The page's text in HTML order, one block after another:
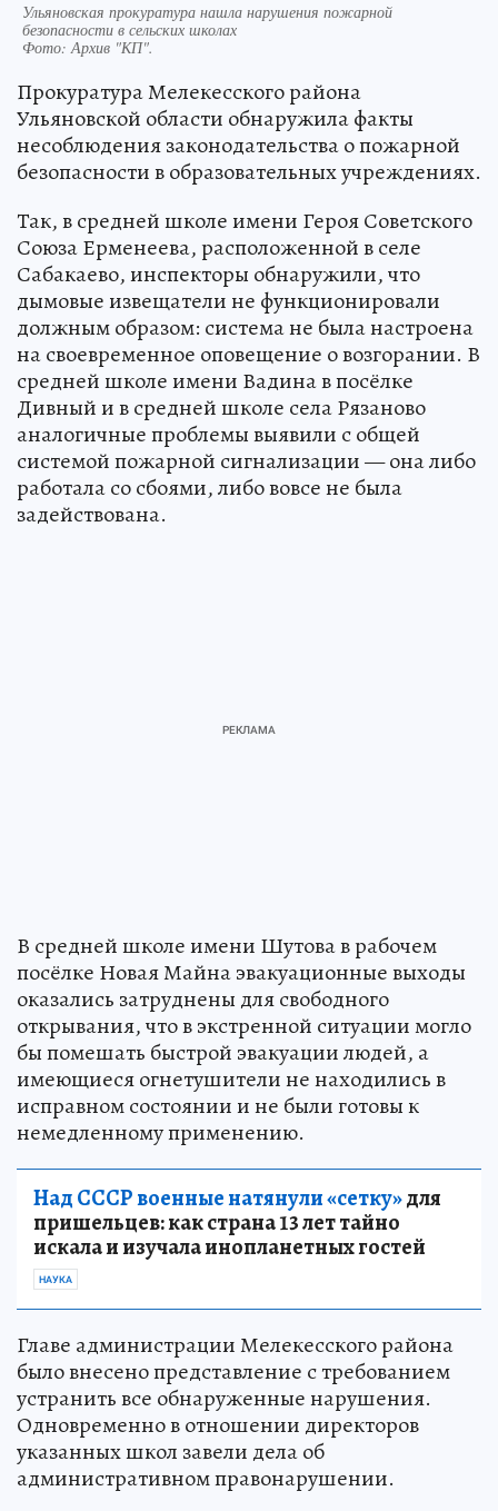
Ульяновская прокуратура нашла нарушения пожарной
безопасности в сельских школах
Фото:Архив "КП".
Прокуратура Мелекесского района
Ульяновской области обнаружила факты
несоблюдения законодательства о пожарной
безопасности в образовательных учреждениях.
Так, в средней школе имени Героя Советского
Союза Ерменеева, расположенной в селе
Сабакаево, инспекторы обнаружили, что
дымовые извещатели не функционировали
должным образом: система не была настроена
на своевременное оповещение о возгорании. В
средней школе имени Вадина в посёлке
Дивный и в средней школе села Рязаново
аналогичные проблемы выявили с общей
системой пожарной сигнализации — она либо
работала со сбоями, либо вовсе не была
задействована.
В средней школе имени Шутова в рабочем
посёлке Новая Майна эвакуационные выходы
оказались затруднены для свободного
открывания, что в экстренной ситуации могло
бы помешать быстрой эвакуации людей, а
имеющиеся огнетушители не находились в
исправном состоянии и не были готовы к
немедленному применению.
Над СССР военные натянули «сетку»для
пришельцев: как страна 13 лет тайно
искала и изучала инопланетных гостей
НАУКА
Главе администрации Мелекесского района
было внесено представление с требованием
устранить все обнаруженные нарушения.
Одновременно в отношении директоров
указанных школ завели дела об
административном правонарушении.